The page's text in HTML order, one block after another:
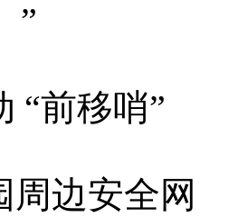
”
“前移哨”
周边安全网